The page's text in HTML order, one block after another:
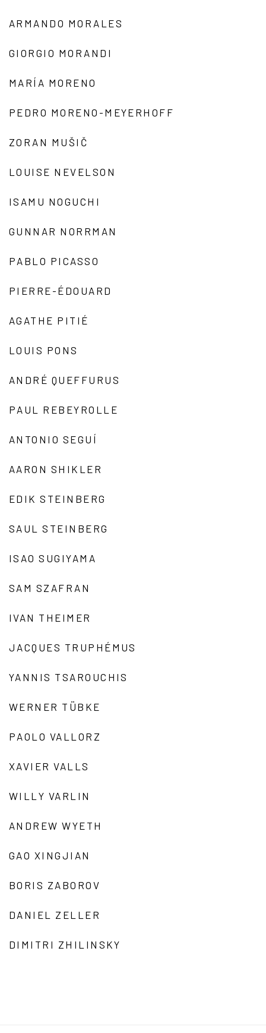
ARMANDO MORALES
GIORGIO MORANDI
MARÍA MORENO
PEDRO MORENO-MEYERHOFF
ZORAN MUŠIČ
LOUISE NEVELSON
ISAMU NOGUCHI
GUNNAR NORRMAN
PABLO PICASSO
PIERRE-ÉDOUARD
AGATHE PITIÉ
LOUIS PONS
ANDRÉ QUEFFURUS
PAUL REBEYROLLE
ANTONIO SEGUÍ
AARON SHIKLER
EDIK STEINBERG
SAUL STEINBERG
ISAO SUGIYAMA
SAM SZAFRAN
IVAN THEIMER
JACQUES TRUPHÉMUS
YANNIS TSAROUCHIS
WERNER TÜBKE
PAOLO VALLORZ
XAVIER VALLS
WILLY VARLIN
ANDREW WYETH
GAO XINGJIAN
BORIS ZABOROV
DANIEL ZELLER
DIMITRI ZHILINSKY